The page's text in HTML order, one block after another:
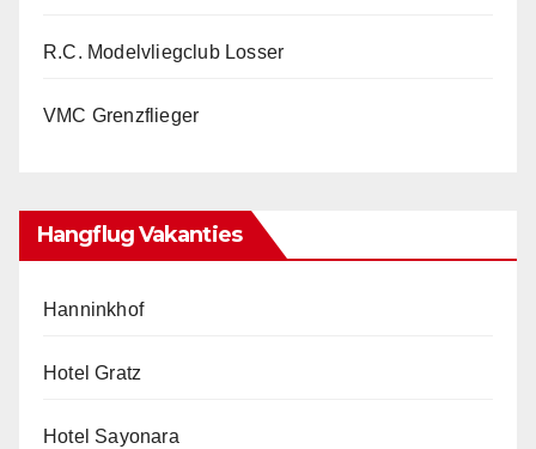
R.C. Modelvliegclub Losser
VMC Grenzflieger
Hangflug Vakanties
Hanninkhof
Hotel Gratz
Hotel Sayonara